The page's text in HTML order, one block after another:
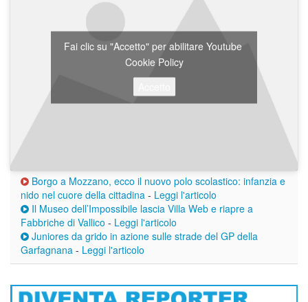
Fai clic su "Accetto" per abilitare Youtube
Cookie Policy
Borgo a Mozzano, ecco il nuovo polo scolastico: infanzia e
nido nel cuore della cittadina - Leggi l'articolo
Il Museo dell’Impossibile lascia Villa Web e riapre a
Fabbriche di Vallico - Leggi l'articolo
Juniores da grido in azione sulle strade del GP della
Garfagnana - Leggi l'articolo